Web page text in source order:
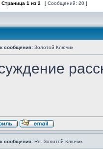
Страница 1 из 2 [ Сообщений: 20 ]
сообщения: Золотой Ключик
сообщения: Re: Золотой Ключик